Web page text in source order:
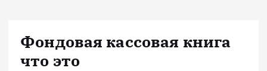
Фондовая кассовая книга
что это